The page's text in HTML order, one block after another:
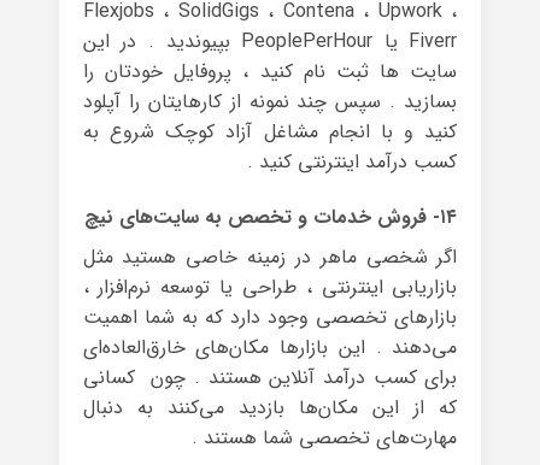
Flexjobs ، SolidGigs ، Contena ، Upwork ،
Fiverr یا PeoplePerHour بپیوندید . در این
سایت ها ثبت نام کنید ، پروفایل خودتان را
بسازید . سپس چند نمونه از کارهایتان را آپلود
کنید و با انجام مشاغل آزاد کوچک شروع به
کسب درآمد اینترنتی کنید .
۱۴- فروش خدمات و تخصص به سایت‌های نیچ
اگر شخصی ماهر در زمینه خاصی هستید مثل
بازاریابی اینترنتی ، طراحی یا توسعه نرم‌افزار ،
بازارهای تخصصی وجود دارد که به شما اهمیت
می‌دهند . این بازارها مکان‌های خارق‌العاده‌ای
برای کسب درآمد آنلاین هستند . چون کسانی
که از این مکان‌ها بازدید می‌کنند به دنبال
مهارت‌های تخصصی شما هستند .